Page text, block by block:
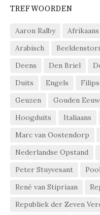
TREFWOORDEN
Aaron Ralby Afrikaans
Arabisch
Deens
Den Briel
Duits
Engels
Geuzen
Gouden Eeuw
Hoogduits
Italiaans
Marc van Oostendorp
Nederlandse Opstand
Peter Stuyvesant
René van Stipriaan
Republiek der Zeven